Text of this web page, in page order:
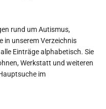
rund um Autismus,
in unserem Verzeichnis
Einträge alphabetisch. Sie
Werkstatt und weiteren
im